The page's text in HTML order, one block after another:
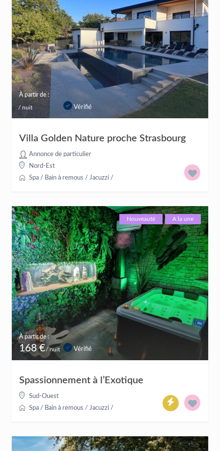
À partir de :
/ nuit Vérifié
Villa Golden Nature proche Strasbourg
Annonce de particulier
Nord-Est
Spa / Bain à remous / Jacuzzi /
À partir de :
168 €/ nuit
Nouveauté A la une
Vérifié
Spassionnement à l’Exotique
Sud-Ouest
Spa / Bain à remous / Jacuzzi /